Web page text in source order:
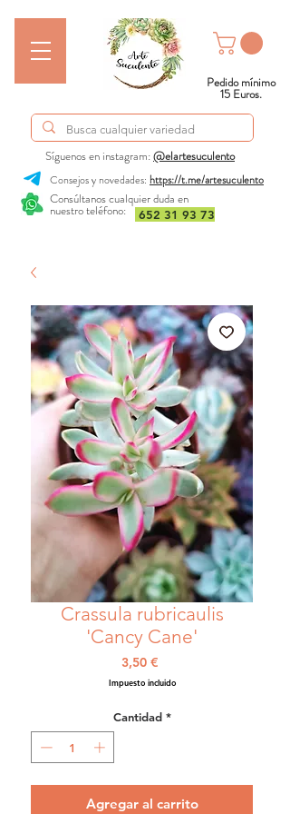
Consúltanos cualquier duda en
nuestro teléfono:
Síguenos en instagram:@elartesuculento
652 31 93 73
Consejos y novedades: https://t.me/artesuculento
Pedido mínimo
15 Euros.
Crassula rubricaulis
'Cancy Cane'
3,50 €Precio
Impuesto incluido
Cantidad *
Agregar al carrito